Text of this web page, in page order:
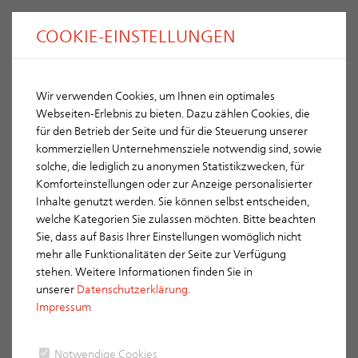
COOKIE-EINSTELLUNGEN
Wir verwenden Cookies, um Ihnen ein optimales
Webseiten-Erlebnis zu bieten. Dazu zählen Cookies, die
für den Betrieb der Seite und für die Steuerung unserer
kommerziellen Unternehmensziele notwendig sind, sowie
solche, die lediglich zu anonymen Statistikzwecken, für
Komforteinstellungen oder zur Anzeige personalisierter
Inhalte genutzt werden. Sie können selbst entscheiden,
welche Kategorien Sie zulassen möchten. Bitte beachten
Sie, dass auf Basis Ihrer Einstellungen womöglich nicht
mehr alle Funktionalitäten der Seite zur Verfügung
stehen. Weitere Informationen finden Sie in
unserer Datenschutzerklärung.
Impressum
Notwendige Cookies